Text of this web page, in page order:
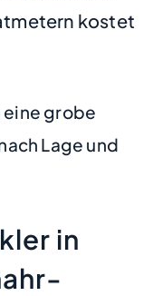
kostet
grobe
Lage und
in